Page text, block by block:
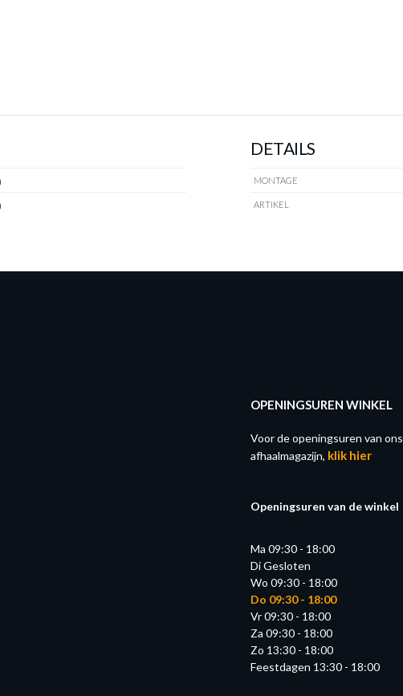
DETAILS
MONTAGE
ARTIKEL
OPENINGSUREN WINKEL
Voor de openingsuren van ons
afhaalmagazijn, klik hier
Openingsuren van de winkel
Ma 09:30 - 18:00
Di Gesloten
Wo 09:30 - 18:00
Do 09:30 - 18:00
Vr 09:30 - 18:00
Za 09:30 - 18:00
Zo 13:30 - 18:00
Feestdagen 13:30 - 18:00